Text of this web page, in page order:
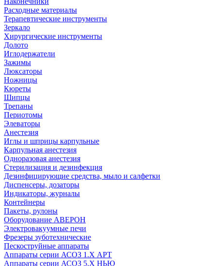
Расходные материалы
Терапевтические инструменты
Зеркало
Хирургические инструменты
Долото
Иглодержатели
Зажимы
Люксаторы
Ножницы
Кюреты
Шипцы
Трепаны
Периотомы
Элеваторы
Анестезия
Иглы и шприцы карпульные
Карпульная анестезия
Одноразовая анестезия
Стерилизация и дезинфекция
Дезинфицирующие средства, мыло и салфетки
Диспенсеры, дозаторы
Индикаторы, журналы
Контейнеры
Пакеты, рулоны
Оборудование АВЕРОН
Электровакуумные печи
Фрезеры зуботехнические
Пескоструйные аппараты
Аппараты серии АСОЗ 1.Х АРТ
Аппараты серии АСОЗ 5.Х НЬЮ